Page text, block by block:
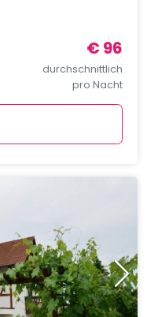
€ 96
durchschnittlich
pro Nacht